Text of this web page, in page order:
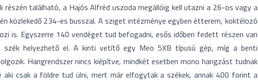
részén található, a Hajós Alfréd uszoda megállóig kell utazni a 26-os vagy a
közlekedő 234-es busszal. A sziget intézménye egyben étterem, koktélozó
is. Egyszerre 140 vendéget tud befogadni, esős időben fedett részen van
helyezhető el. A kinti vetítő egy Meo 5XB típusú gép, míg a benti
Hangrendszer nincs kiépítve, mindkét esetben mono hangzást tudnak
csak a földre tud ülni, mert már elfogytak a székek, annak 400 forint a